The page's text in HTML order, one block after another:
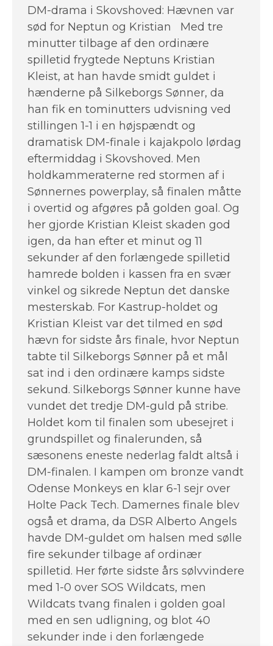
DM-drama i Skovshoved: Hævnen var
sød for Neptun og Kristian Med tre
minutter tilbage af den ordinære
spilletid frygtede Neptuns Kristian
Kleist, at han havde smidt guldet i
hænderne på Silkeborgs Sønner, da
han fik en tominutters udvisning ved
stillingen 1-1 i en højspændt og
dramatisk DM-finale i kajakpolo lørdag
eftermiddag i Skovshoved. Men
holdkammeraterne red stormen af i
Sønnernes powerplay, så finalen måtte
i overtid og afgøres på golden goal. Og
her gjorde Kristian Kleist skaden god
igen, da han efter et minut og 11
sekunder af den forlængede spilletid
hamrede bolden i kassen fra en svær
vinkel og sikrede Neptun det danske
mesterskab. For Kastrup-holdet og
Kristian Kleist var det tilmed en sød
hævn for sidste års finale, hvor Neptun
tabte til Silkeborgs Sønner på et mål
sat ind i den ordinære kamps sidste
sekund. Silkeborgs Sønner kunne have
vundet det tredje DM-guld på stribe.
Holdet kom til finalen som ubesejret i
grundspillet og finalerunden, så
sæsonens eneste nederlag faldt altså i
DM-finalen. I kampen om bronze vandt
Odense Monkeys en klar 6-1 sejr over
Holte Pack Tech. Damernes finale blev
også et drama, da DSR Alberto Angels
havde DM-guldet om halsen med sølle
fire sekunder tilbage af ordinær
spilletid. Her førte sidste års sølvvindere
med 1-0 over SOS Wildcats, men
Wildcats tvang finalen i golden goal
med en sen udligning, og blot 40
sekunder inde i den forlængede